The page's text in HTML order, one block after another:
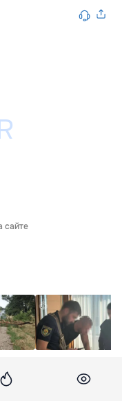
сайте
гражданина
Молдовы: